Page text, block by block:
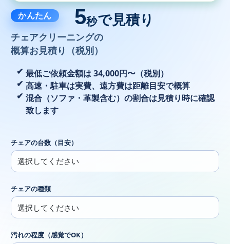
かんたん 5秒で見積り
チェアクリーニングの
概算お見積り（税別）
最低ご依頼金額は 34,000円〜（税別）
高速・駐車は実費、遠方費は距離目安で概算
混合（ソファ・革製含む）の割合は見積り時に確認
致します
チェアの台数（目安）
チェアの種類
汚れの程度（感覚でOK）